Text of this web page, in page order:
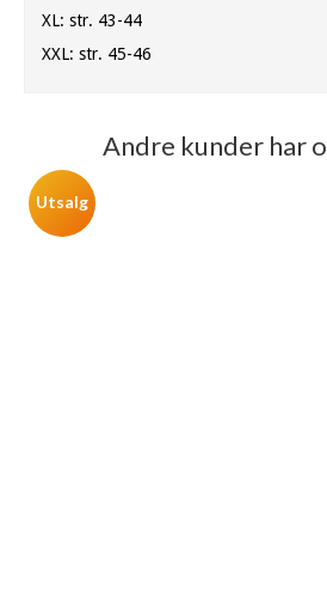
XL: str. 43-44
XXL: str. 45-46
Andre kunder har
Utsalg